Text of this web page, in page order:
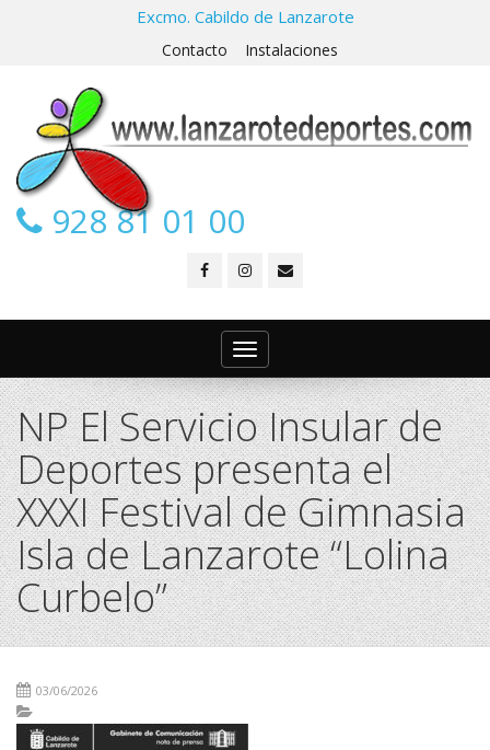
Excmo. Cabildo de Lanzarote
Contacto Instalaciones
928 81 01 00
Toggle
navigation
NP El Servicio Insular de
Deportes presenta el
XXXI Festival de Gimnasia
Isla de Lanzarote “Lolina
Curbelo”
03/06/2026